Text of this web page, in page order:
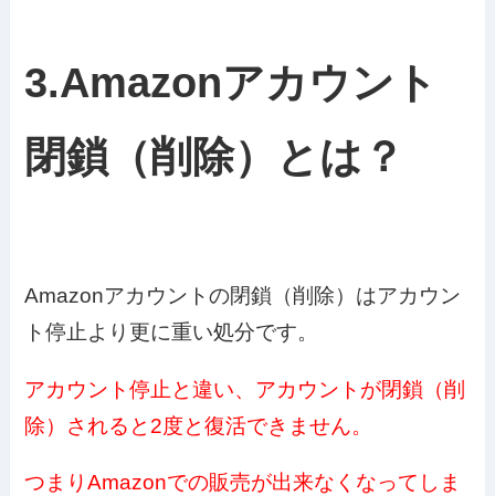
3.Amazonアカウント
閉鎖（削除）とは？
Amazonアカウントの閉鎖（削除）はアカウン
ト停止より更に重い処分です。
アカウント停止と違い、アカウントが閉鎖（削
除）されると2度と復活できません。
つまりAmazonでの販売が出来なくなってしま